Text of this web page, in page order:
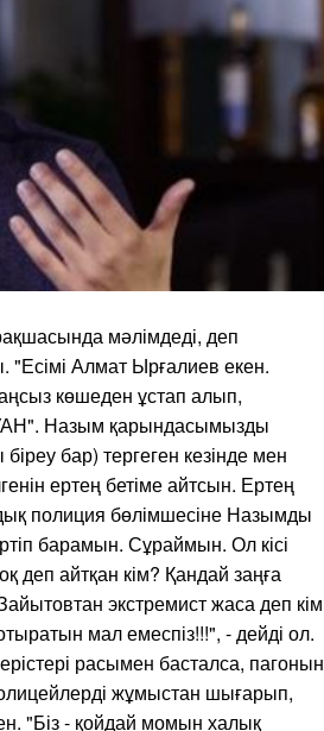
мәлімдеді, деп
Алмат Ырғалиев екен.
көшеден ұстап алып,
Назым қарындасымызды
бар) тергеген кезінде мен
ертең бетіме айтсын. Ертең
полиция бөлімшесіне Назымды
барамын. Сұраймын. Ол кісі
деп айтқан кім? Қандай заңға
экстремист жаса деп кім
мал емеспіз!!!", - дейді ол.
расымен басталса, пагонын
жұмыстан шығарып,
"Біз - қойдай момын халық